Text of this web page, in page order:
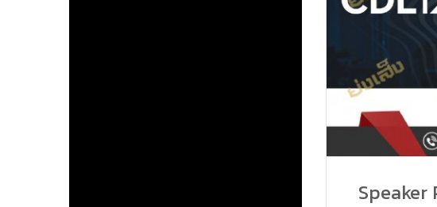
Speaker